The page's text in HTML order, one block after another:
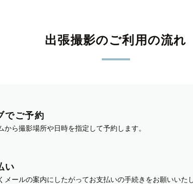
出張撮影のご利用の流れ
でご予約
から撮影場所や日時を指定して予約します。
い
メールの案内にしたがってお支払いの手続きをお願いいたし